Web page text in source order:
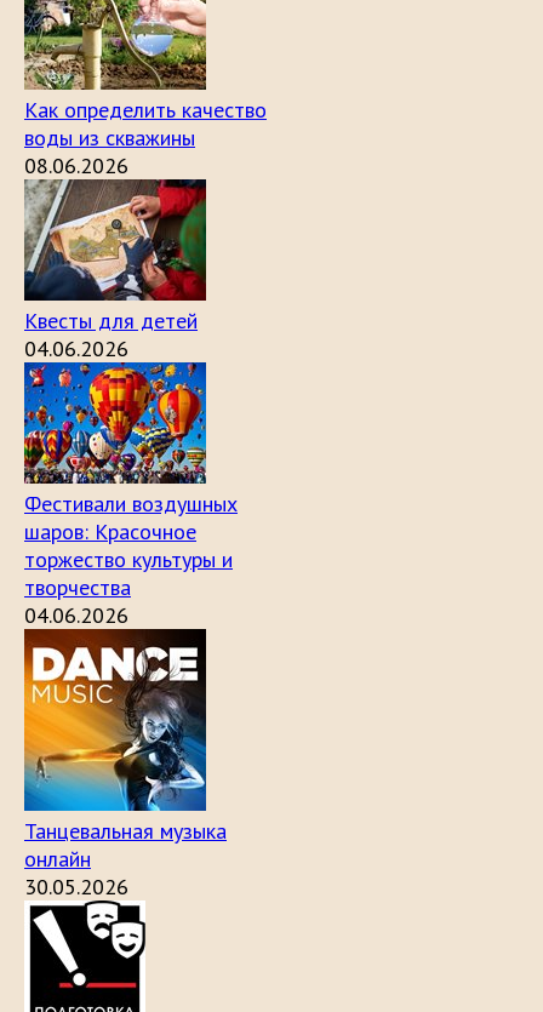
Как определить качество
воды из скважины
08.06.2026
Квесты для детей
04.06.2026
Фестивали воздушных
шаров: Красочное
торжество культуры и
творчества
04.06.2026
Танцевальная музыка
онлайн
30.05.2026